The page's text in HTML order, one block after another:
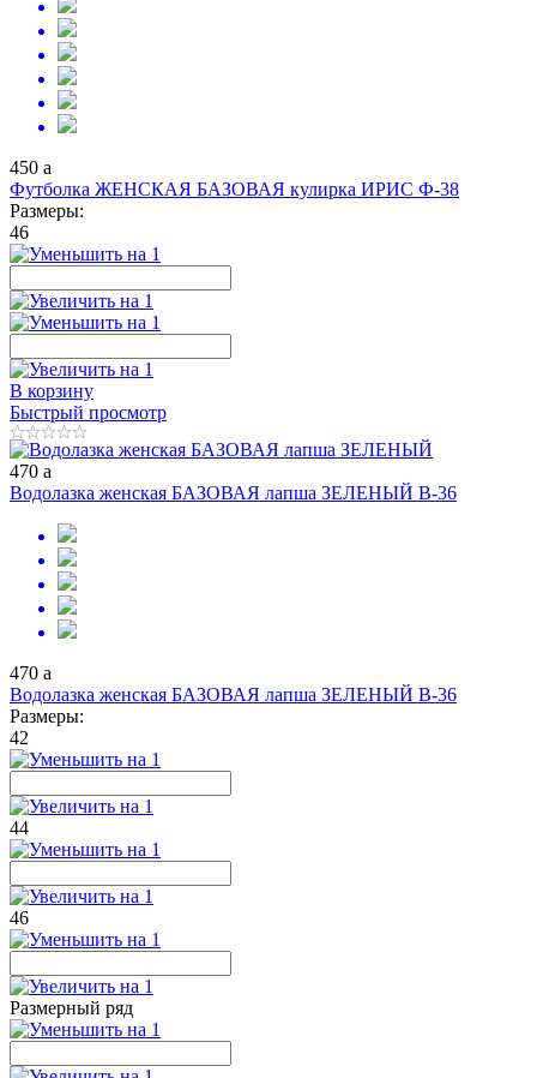
450 a
Футболка ЖЕНСКАЯ БАЗОВАЯ кулирка ИРИС Ф-38
Размеры:
46
В корзину
Быстрый просмотр
470 a
Водолазка женская БАЗОВАЯ лапша ЗЕЛЕНЫЙ В-36
470 a
Водолазка женская БАЗОВАЯ лапша ЗЕЛЕНЫЙ В-36
Размеры:
42
44
46
Размерный ряд